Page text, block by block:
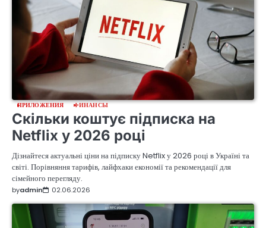
ПРИЛОЖЕНИЯ ФИНАНСЫ
Скільки коштує підписка на
Netflix у 2026 році
Дізнайтеся актуальні ціни на підписку Netflix у 2026 році в Україні та
світі. Порівняння тарифів, лайфхаки економії та рекомендації для
сімейного перегляду.
byadmin 02.06.2026